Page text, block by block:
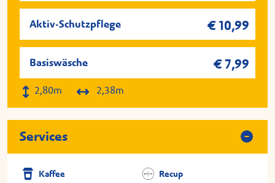
Aktiv-Schutzpflege € 10,99
Basiswäsche € 7,99
2,80m 2,38m
Services
Kaffee Recup